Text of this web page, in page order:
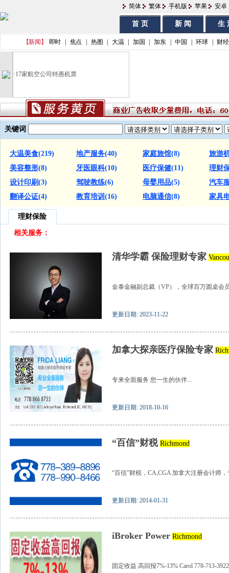
简体 繁体 手机版 苹果 安卓
首 页 新 闻 生
【新闻】 即时 焦点 热图 大温 加国 加东 中国 环球 财经
·17家航空公司特惠机票
关键词
大温美食(219) 地产服务(40) 家庭旅馆(8)
旅游
美容整形(8) 牙医眼科(10) 医疗保健(11)
理财
设计印刷(3) 驾驶教练(6) 母婴用品(5)
汽车
翻译公证(4) 教育培训 (16) 电脑通信(8) 家具
理财保险
相关服务：
清华学霸 保险理财专家
金泰金融副总裁（VP），全球百万圆桌会
更新日期: 2023-11-22
加拿大探亲医疗保险专家
专来全面服务 您一生的伙伴...
更新日期: 2018-10-16
“百信”财税 Richmond
“百信”财税，CA,CGA 加拿大注册会计师
更新日期: 2014-01-31
iBroker Power Richmond
固定收益 高回报7%-13% Carol 778-713-